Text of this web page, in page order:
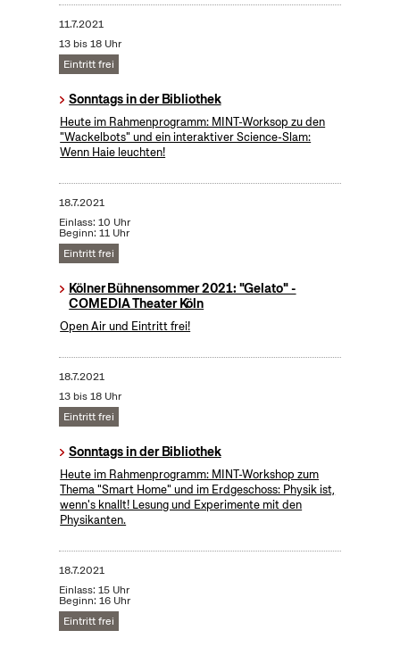
11.7.2021
13 bis 18 Uhr
Eintritt frei
Sonntags in der Bibliothek
Heute im Rahmenprogramm: MINT-Worksop zu den
"Wackelbots" und ein interaktiver Science-Slam:
Wenn Haie leuchten!
18.7.2021
Einlass: 10 Uhr
Beginn: 11 Uhr
Eintritt frei
Kölner Bühnensommer 2021: "Gelato" -
COMEDIA Theater Köln
Open Air und Eintritt frei!
18.7.2021
13 bis 18 Uhr
Eintritt frei
Sonntags in der Bibliothek
Heute im Rahmenprogramm: MINT-Workshop zum
Thema "Smart Home" und im Erdgeschoss: Physik ist,
wenn's knallt! Lesung und Experimente mit den
Physikanten.
18.7.2021
Einlass: 15 Uhr
Beginn: 16 Uhr
Eintritt frei